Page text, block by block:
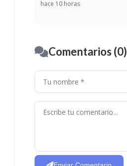
hace 10 horas
Comentarios (0)